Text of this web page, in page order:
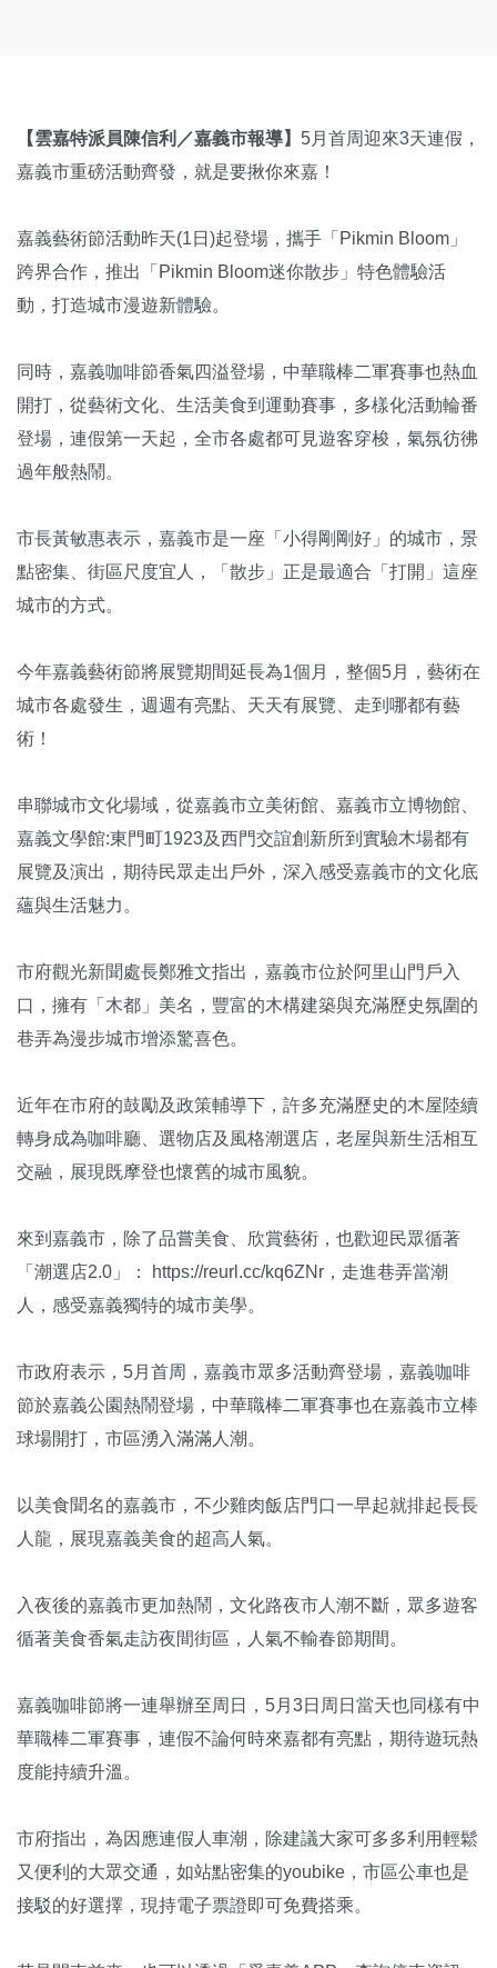
【雲嘉特派員陳信利／嘉義市報導】 5月首周迎來3天連假，
嘉義市重磅活動齊發，就是要揪你來嘉！
嘉義藝術節活動昨天(1日)起登場，攜手「Pikmin Bloom」
跨界合作，推出「Pikmin Bloom迷你散步」特色體驗活
動，打造城市漫遊新體驗。
同時，嘉義咖啡節香氣四溢登場，中華職棒二軍賽事也熱血
開打，從藝術文化、生活美食到運動賽事，多樣化活動輪番
登場，連假第一天起，全市各處都可見遊客穿梭，氣氛彷彿
過年般熱鬧。
市長黃敏惠表示，嘉義市是一座「小得剛剛好」的城市，景
點密集、街區尺度宜人，「散步」正是最適合「打開」這座
城市的方式。
今年嘉義藝術節將展覽期間延長為1個月，整個5月，藝術在
城市各處發生，週週有亮點、天天有展覽、走到哪都有藝
術！
串聯城市文化場域，從嘉義市立美術館、嘉義市立博物館、
嘉義文學館:東門町1923及西門交誼創新所到實驗木場都有
展覽及演出，期待民眾走出戶外，深入感受嘉義市的文化底
蘊與生活魅力。
市府觀光新聞處長鄭雅文指出，嘉義市位於阿里山門戶入
口，擁有「木都」美名，豐富的木構建築與充滿歷史氛圍的
巷弄為漫步城市增添驚喜色。
近年在市府的鼓勵及政策輔導下，許多充滿歷史的木屋陸續
轉身成為咖啡廳、選物店及風格潮選店，老屋與新生活相互
交融，展現既摩登也懷舊的城市風貌。
來到嘉義市，除了品嘗美食、欣賞藝術，也歡迎民眾循著
「潮選店2.0」： https://reurl.cc/kq6ZNr，走進巷弄當潮
人，感受嘉義獨特的城市美學。
市政府表示，5月首周，嘉義市眾多活動齊登場，嘉義咖啡
節於嘉義公園熱鬧登場，中華職棒二軍賽事也在嘉義市立棒
球場開打，市區湧入滿滿人潮。
以美食聞名的嘉義市，不少雞肉飯店門口一早起就排起長長
人龍，展現嘉義美食的超高人氣。
入夜後的嘉義市更加熱鬧，文化路夜市人潮不斷，眾多遊客
循著美食香氣走訪夜間街區，人氣不輸春節期間。
嘉義咖啡節將一連舉辦至周日，5月3日周日當天也同樣有中
華職棒二軍賽事，連假不論何時來嘉都有亮點，期待遊玩熱
度能持續升溫。
市府指出，為因應連假人車潮，除建議大家可多多利用輕鬆
又便利的大眾交通，如站點密集的youbike，市區公車也是
接駁的好選擇，現持電子票證即可免費搭乘。